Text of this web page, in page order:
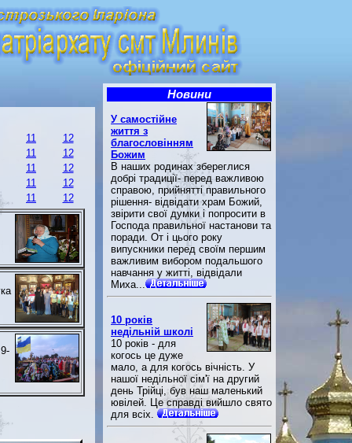
Новини
У самостійне
життя з
благословінням
Божим
В наших родинах збереглися
добрі традиції- перед важливою
справою, прийнятті правильного
рішення- відвідати храм Божий,
звірити свої думки і попросити в
Господа правильної настанови та
поради. От і цього року
випускники перед своїм першим
важливим вибором подальшого
навчання у житті, відвідали
Миха...
10 років
недільній школі
10 років - для
когось це дуже
мало, а для когось вічність. У
нашої недільної сім'ї на другий
день Трійці, був наш маленький
ювілей. Це справді вийшло свято
для всіх.
11
12
11
12
11
12
11
12
11
12